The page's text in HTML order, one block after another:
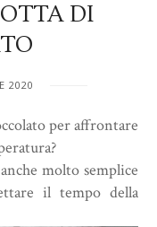
DI
2020
per affrontare
molto semplice
il tempo della